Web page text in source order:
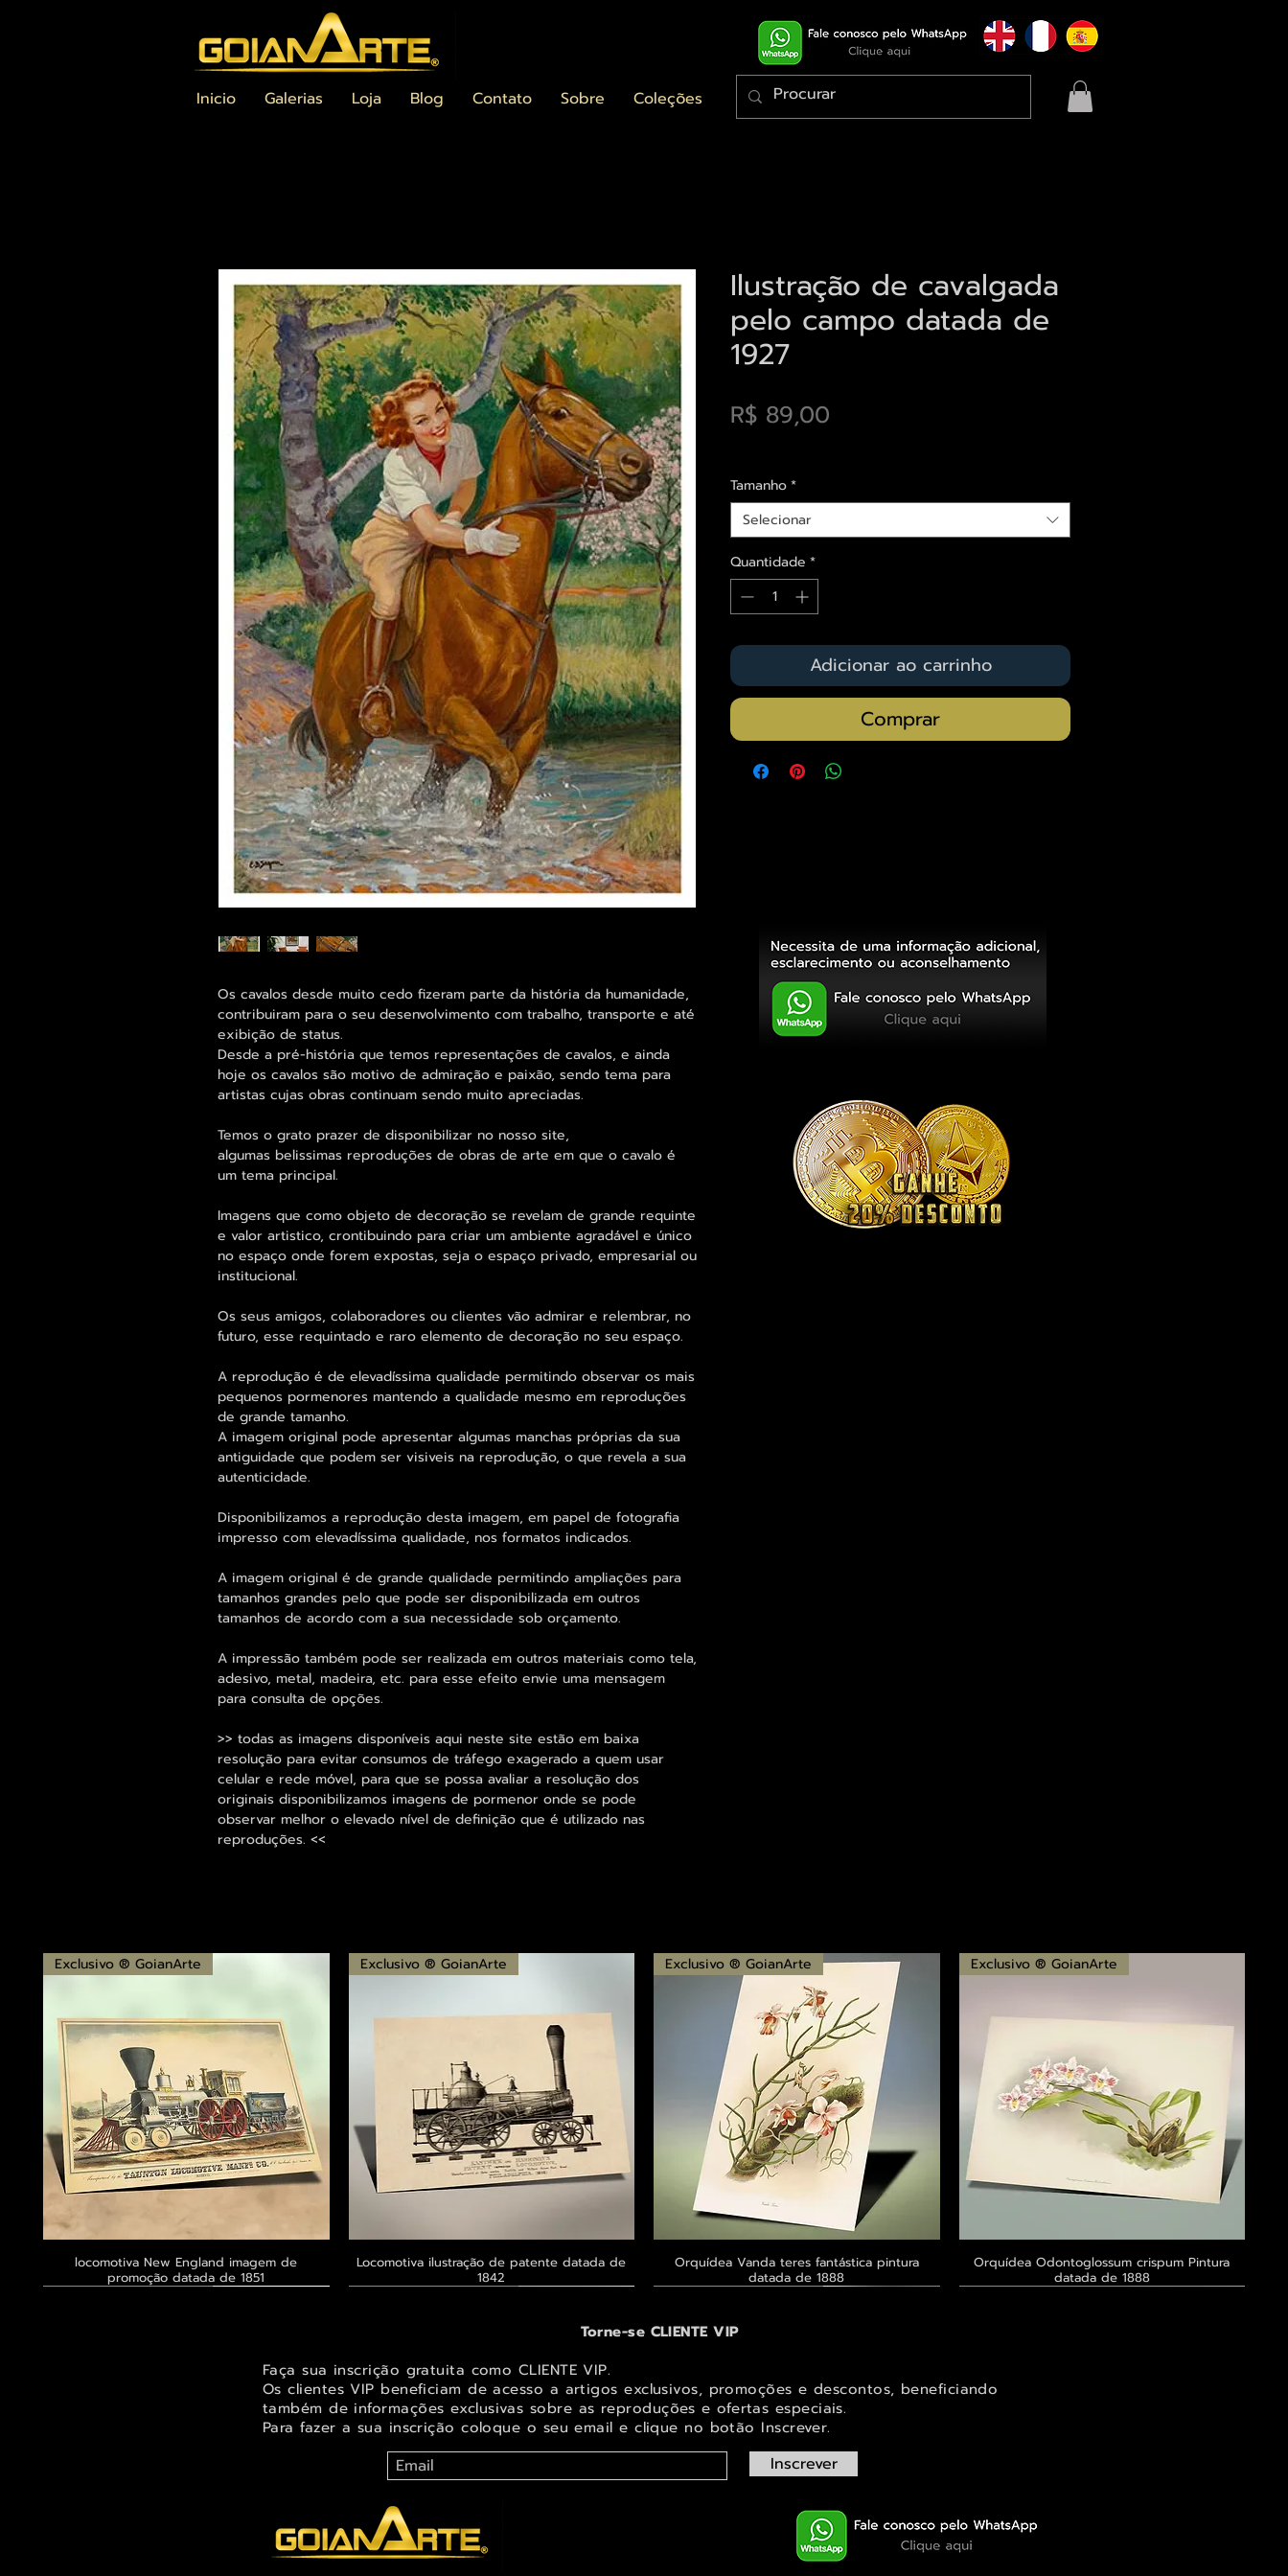
Inicio Galerias Loja Blog Contato Sobre Coleções
Os cavalos desde muito cedo fizeram parte da história da humanidade,
contribuiram para o seu desenvolvimento com trabalho, transporte e até
exibição de status.
Desde a pré-história que temos representações de cavalos, e ainda
hoje os cavalos são motivo de admiração e paixão, sendo tema para
artistas cujas obras continuam sendo muito apreciadas.
Temos o grato prazer de disponibilizar no nosso site,
algumas belissimas reproduções de obras de arte em que o cavalo é
um tema principal.
Imagens que como objeto de decoração se revelam de grande requinte
e valor artistico, crontibuindo para criar um ambiente agradável e único
no espaço onde forem expostas, seja o espaço privado, empresarial ou
institucional.
Os seus amigos, colaboradores ou clientes vão admirar e relembrar, no
futuro, esse requintado e raro elemento de decoração no seu espaço.
A reprodução é de elevadíssima qualidade permitindo observar os mais
pequenos pormenores mantendo a qualidade mesmo em reproduções
de grande tamanho.
A imagem original pode apresentar algumas manchas próprias da sua
antiguidade que podem ser visiveis na reprodução, o que revela a sua
autenticidade.
Disponibilizamos a reprodução desta imagem, em papel de fotografia
impresso com elevadíssima qualidade, nos formatos indicados.
A imagem original é de grande qualidade permitindo ampliações para
tamanhos grandes pelo que pode ser disponibilizada em outros
tamanhos de acordo com a sua necessidade sob orçamento.
A impressão também pode ser realizada em outros materiais como tela,
adesivo, metal, madeira, etc. para esse efeito envie uma mensagem
para consulta de opções.
>> todas as imagens disponíveis aqui neste site estão em baixa
resolução para evitar consumos de tráfego exagerado a quem usar
celular e rede móvel, para que se possa avaliar a resolução dos
originais disponibilizamos imagens de pormenor onde se pode
observar melhor o elevado nível de definição que é utilizado nas
reproduções. <<
Ilustração de cavalgada
pelo campo datada de
1927
R$ 89,00
Tamanho*
Selecionar
Quantidade *
Adicionar ao carrinho
Comprar
Visualização rápida
Exclusivo ® GoianArte
locomotiva New England imagem de
promoção datada de 1851
Visualização rápida
Exclusivo ® GoianArte
Locomotiva ilustração de patente datada de
1842
Visualização rápida
Exclusivo ® GoianArte
Orquídea Vanda teres fantástica pintura
datada de 1888
Visualização rápida
Exclusivo ® GoianArte
Orquídea Odontoglossum crispum Pintura
datada de 1888
Torne-se CLIENTE VIP
Faça sua inscrição gratuita como CLIENTE VIP.
Os clientes VIP beneficiam de acesso a artigos exclusivos, promoções e descontos, beneficiando
também de informações exclusivas sobre as reproduções e ofertas especiais.
Para fazer a sua inscrição coloque o seu email e clique no botão Inscrever.
Inscrever